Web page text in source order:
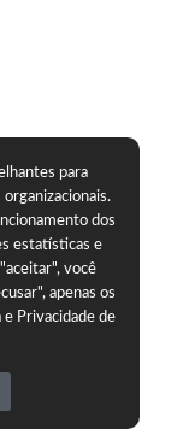
para
dos
estatísticas e
você
apenas os
e Privacidade de